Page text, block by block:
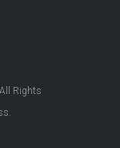
Rights
.